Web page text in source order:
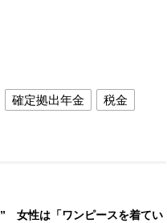
確定拠出年金
税金
女性は「ワンピースを着てい